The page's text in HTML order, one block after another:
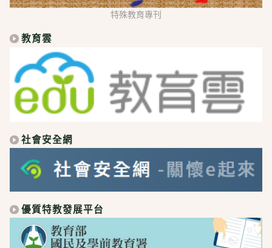
特殊教育專刊
教育雲
社會安全網
優質特教發展平台